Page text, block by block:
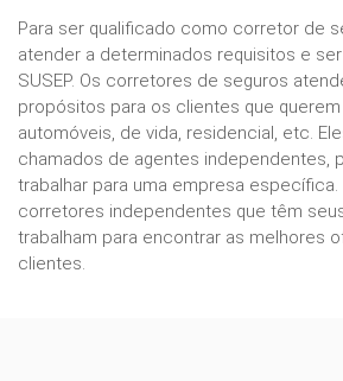
Para ser qualificado como corretor de
atender a determinados requisitos e
SUSEP. Os corretores de seguros
propósitos para os clientes que
automóveis, de vida, residencial, etc.
chamados de agentes independentes,
trabalhar para uma empresa específica.
corretores independentes que têm
trabalham para encontrar as melhores
clientes.